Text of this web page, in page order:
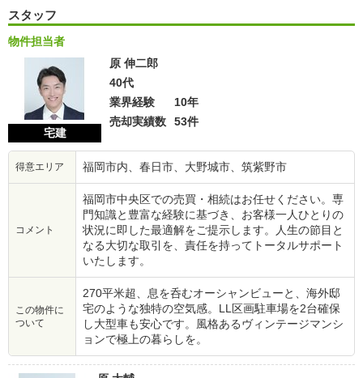
スタッフ
物件担当者
宅建
原 伸二郎
40代
業界経験
10年
売却実績数
53件
得意エリア 福岡市内、春日市、大野城市、筑紫野市
コメント
福岡市中央区での売買・相続はお任せください。専
門知識と豊富な経験に基づき、お客様一人ひとりの
状況に即した最適解をご提示します。人生の節目と
なる大切な取引を、責任を持ってトータルサポート
いたします。
この物件に
ついて
270平米超、息を呑むオーシャンビューと、海外邸
宅のような独特の空気感。LL区画駐車場を2台確保
し大型車も安心です。風格あるヴィンテージマンシ
ョンで極上の暮らしを。